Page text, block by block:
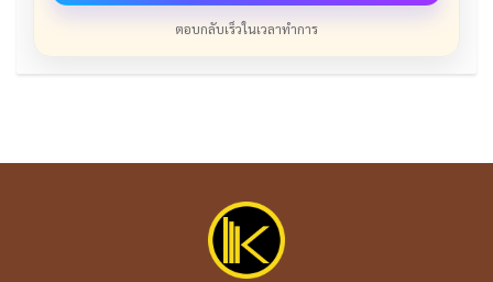
ตอบกลับเร็วในเวลาทำการ